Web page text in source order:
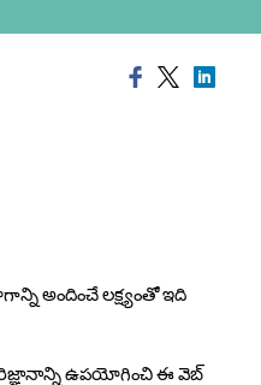
అందించే లక్ష్యంతో ఇది
ఉపయోగించి ఈ వెబ్